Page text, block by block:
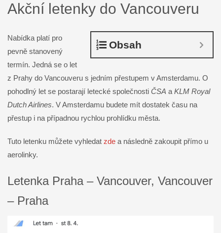
Akční letenky do Vancouveru
Obsah
Nabídka platí pro
pevně stanovený
termín. Jedná se o let
z Prahy do Vancouveru s jedním přestupem v Amsterdamu. O
pohodlný let se postarají letecké společnosti ČSA a KLM Royal
Dutch Airlines. V Amsterdamu budete mít dostatek času na
přestup i na případnou rychlou prohlídku města.
Tuto letenku můžete vyhledat zde a následně zakoupit přímo u
aerolinky.
Letenka Praha – Vancouver, Vancouver
– Praha